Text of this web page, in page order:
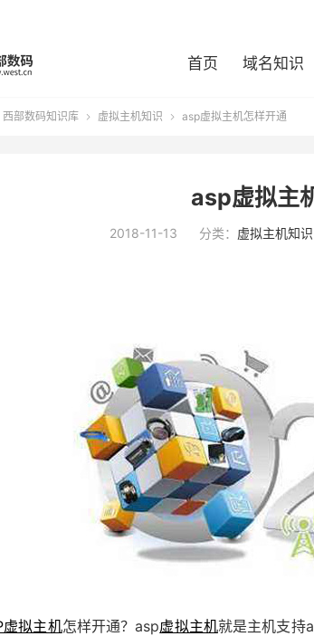
首页 域名知识
西部数码知识库  虚拟主机知识  asp虚拟主机怎样开通
asp虚拟主
2018-11-13 分类： 虚拟主机知识
虚拟主机怎样开通？asp虚拟主机就是主机支持